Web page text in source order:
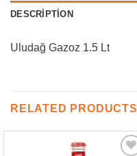
DESCRIPTION
Uludağ Gazoz 1.5 Lt
RELATED PRODUCTS